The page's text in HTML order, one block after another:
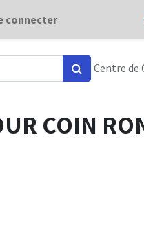
connecter
Centre de
COIN